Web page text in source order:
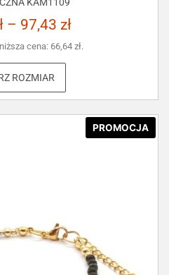
– 97,43 zł
cena: 66,64 zł.
ROZMIAR
PROMOCJA